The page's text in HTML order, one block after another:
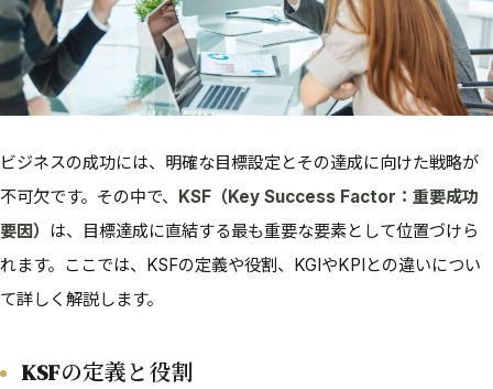
ビジネスの成功には、明確な目標設定とその達成に向けた戦略が
不可欠です。その中で、 KSF（Key Success Factor：重要成功
要因） は、目標達成に直結する最も重要な要素として位置づけら
れます。ここでは、KSFの定義や役割、KGIやKPIとの違いについ
て詳しく解説します。
KSFの定義と役割